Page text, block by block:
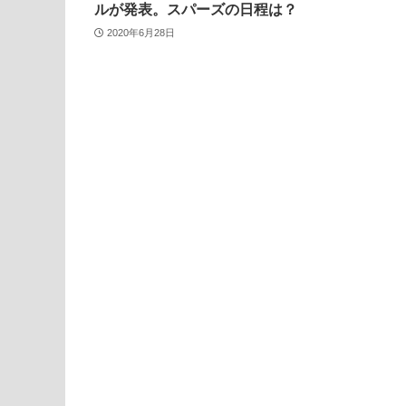
ルが発表。スパーズの日程は？
2020年6月28日